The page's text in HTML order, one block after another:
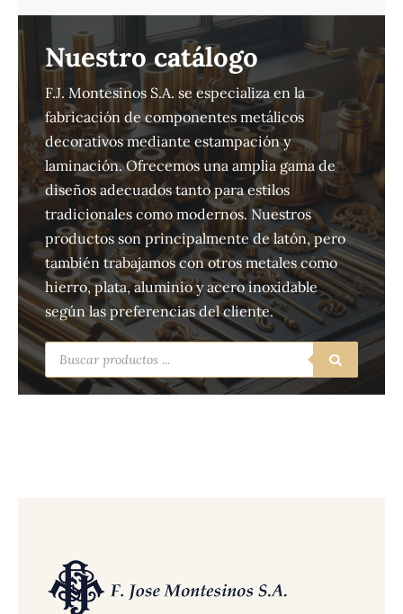
Nuestro catálogo
F.J. Montesinos S.A. se especializa en la
fabricación de componentes metálicos
decorativos mediante estampación y
laminación. Ofrecemos una amplia gama de
diseños adecuados tanto para estilos
tradicionales como modernos. Nuestros
productos son principalmente de latón, pero
también trabajamos con otros metales como
hierro, plata, aluminio y acero inoxidable
según las preferencias del cliente.
Búsqueda
de
productos